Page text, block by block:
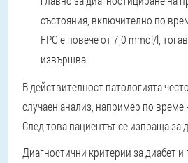
състояния, включително по
FPG е повече от 7,0 mmol/l,
извършва.
В действителност патологията
случаен анализ, например по време
След това пациентът се изпраща за
Диагностични критерии за диабет и